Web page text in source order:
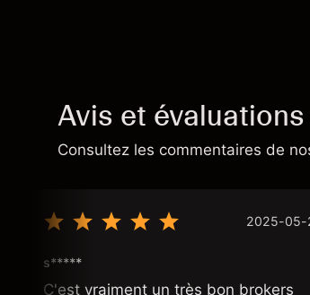
Avis et
Consultez les commentaires de
2025-05-
s*****
C'est vraiment un très bon brokers